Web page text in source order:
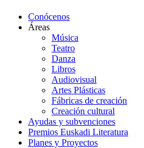
Conócenos
Áreas
Música
Teatro
Danza
Libros
Audiovisual
Artes Plásticas
Fábricas de creación
Creación cultural
Ayudas y subvenciones
Premios Euskadi Literatura
Planes y Proyectos